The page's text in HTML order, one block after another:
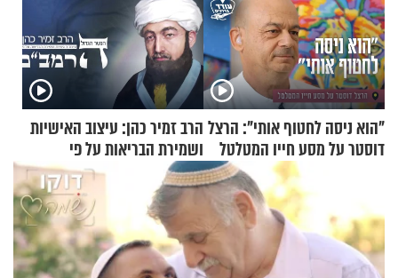
"הוא ניסה לחטוף אותי": הרצל
דוסטר על מסע חייו המטלטל
הרב זמיר כהן: עיצוב האישיות
ושמירת הבריאות על פי
הרמב"ם - פרק 6